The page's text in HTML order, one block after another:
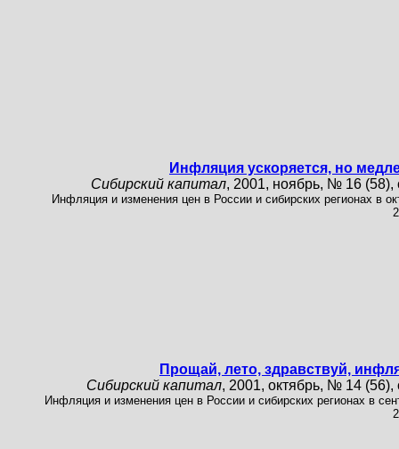
Инфляция ускоряется, но
Сибирский капитал, 2001, ноябрь, № 16 (58),
Инфляция и изменения цен в России и сибирских регионах в
Прощай, лето, здравствуй,
Сибирский капитал, 2001, октябрь, № 14 (56),
Инфляция и изменения цен в России и сибирских регионах в